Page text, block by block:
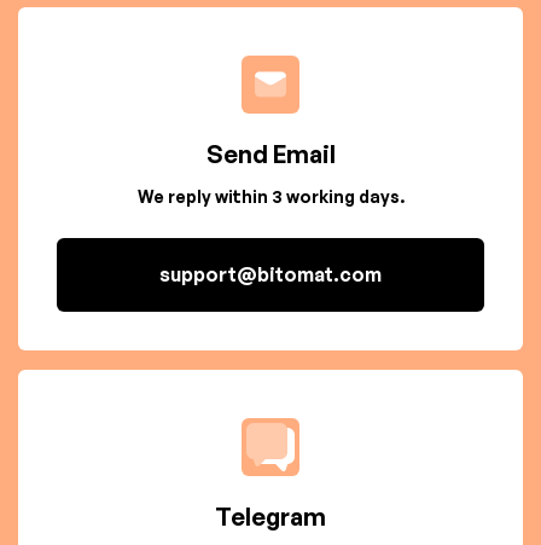
Send Email
We reply within 3 working days.
support@bitomat.com
Telegram